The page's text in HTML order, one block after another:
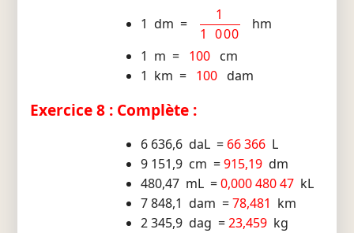
1 dm =
1
1 000
hm
1 m = 100 cm
1 km = 100dam
Exercice 8 : Complète :
6 636,6 daL = 66 366 L
9 151,9 cm =915,19 dm
480,47 mL =0,000 480 47 kL
7 848,1 dam =78,481 km
2 345,9 dag =23,459 kg